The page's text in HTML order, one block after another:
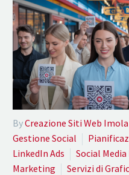
ByCreazione Siti Web Imola
Gestione Social
LinkedIn Ads
Social
Marketing
Servizi di